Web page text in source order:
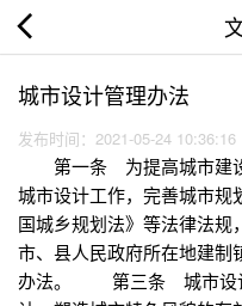
城市设计管理办法
发布时间：2021-05-24 10:36:16
第一条 为提高城市建设
城市设计工作，完善城市规
国城乡规划法》等法律
市、县人民政府所在地建制
办法。 第三条 城市设计